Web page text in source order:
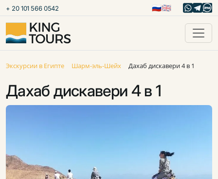
+ 20 101 566 0542 🇷🇺🇬🇧
Экскурсии в Египте Шарм-эль-Шейх Дахаб дискавери 4 в 1
Дахаб дискавери 4 в 1